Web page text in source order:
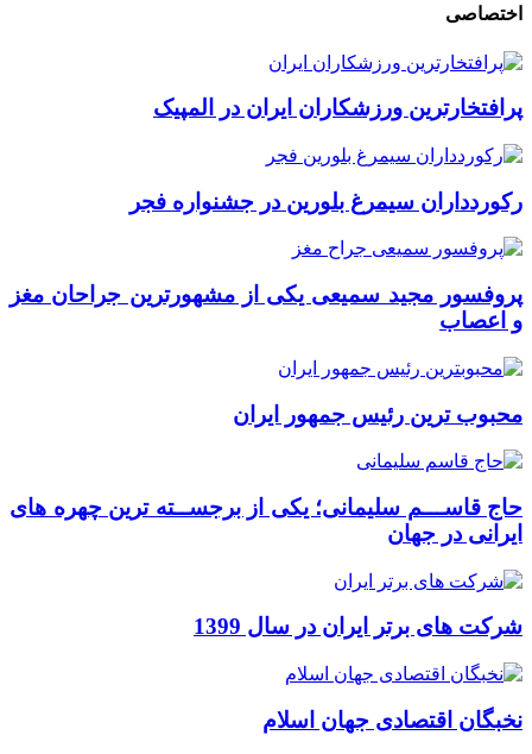
اختصاصی
پرافتخارترین ورزشکاران ایران در المپیک
رکوردداران سیمرغ بلورین در جشنواره فجر
پروفسور مجید سمیعی یکی از مشهورترین جراحان مغز
و اعصاب
محبوب ترین رئیس جمهور ایران
حاج قاســـم سلیمانی؛ یکی از برجســته ترین چهره های
ایرانی در جهان
شرکت های برتر ایران در سال 1399
نخبگان اقتصادی جهان اسلام